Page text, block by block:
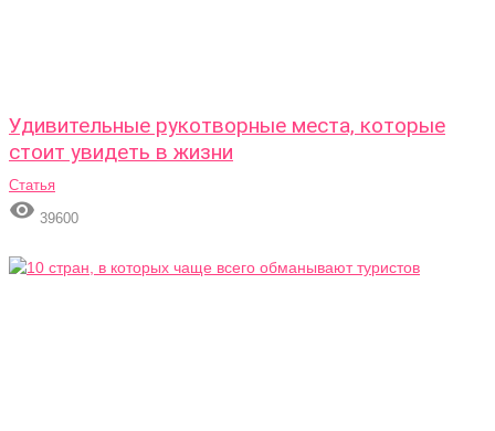
Удивительные рукотворные места, которые
стоит увидеть в жизни
Статья
 39600